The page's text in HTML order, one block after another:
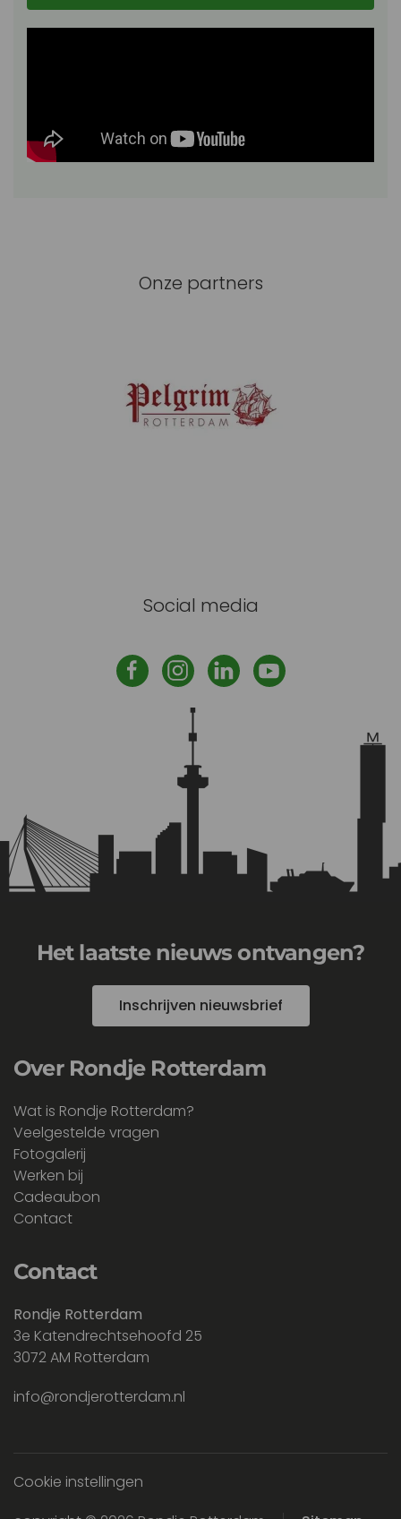
Onze partners
Social media
Het laatste nieuws ontvangen?
Inschrijven nieuwsbrief
Over Rondje Rotterdam
Wat is Rondje Rotterdam?
Veelgestelde vragen
Fotogalerij
Werken bij
Cadeaubon
Contact
Contact
Rondje Rotterdam
3e Katendrechtsehoofd 25
3072 AM Rotterdam
info@rondjerotterdam.nl
Cookie instellingen